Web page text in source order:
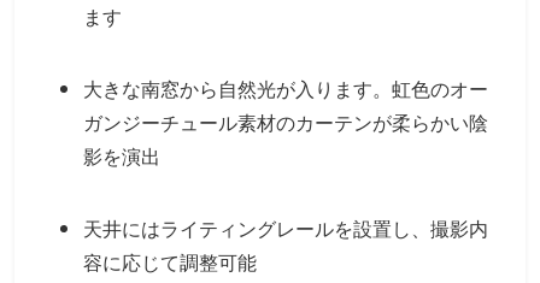
ます
大きな南窓から自然光が入ります。虹色のオー
ガンジーチュール素材のカーテンが柔らかい陰
影を演出
天井にはライティングレールを設置し、撮影内
容に応じて調整可能